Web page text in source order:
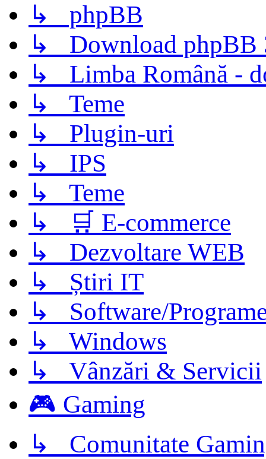
↳ phpBB
↳ Download phpBB
↳ Limba Română -
↳ Teme
↳ Plugin-uri
↳ IPS
↳ Teme
↳ 🛒 E-commerce
↳ Dezvoltare WEB
↳ Știri IT
↳ Software/
↳ Windows
↳ Vânzări & Servicii
🎮 Gaming
↳ Comunitate